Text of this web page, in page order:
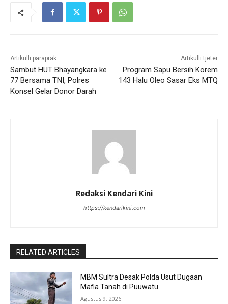
Artikulli paraprak
Sambut HUT Bhayangkara ke
77 Bersama TNI, Polres
Konsel Gelar Donor Darah
Artikulli tjetër
Program Sapu Bersih Korem
143 Halu Oleo Sasar Eks MTQ
Redaksi Kendari Kini
https://kendarikini.com
RELATED ARTICLES
MBM Sultra Desak Polda Usut Dugaan
Mafia Tanah di Puuwatu
Agustus 9, 2026